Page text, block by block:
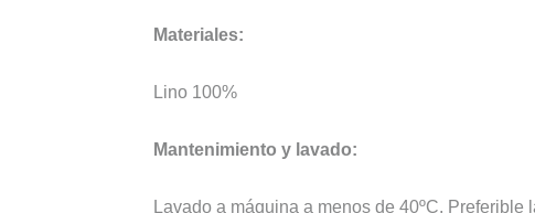
Materiales:
Lino 100%
Mantenimiento y lavado:
Lavado a máquina a menos de 40ºC.